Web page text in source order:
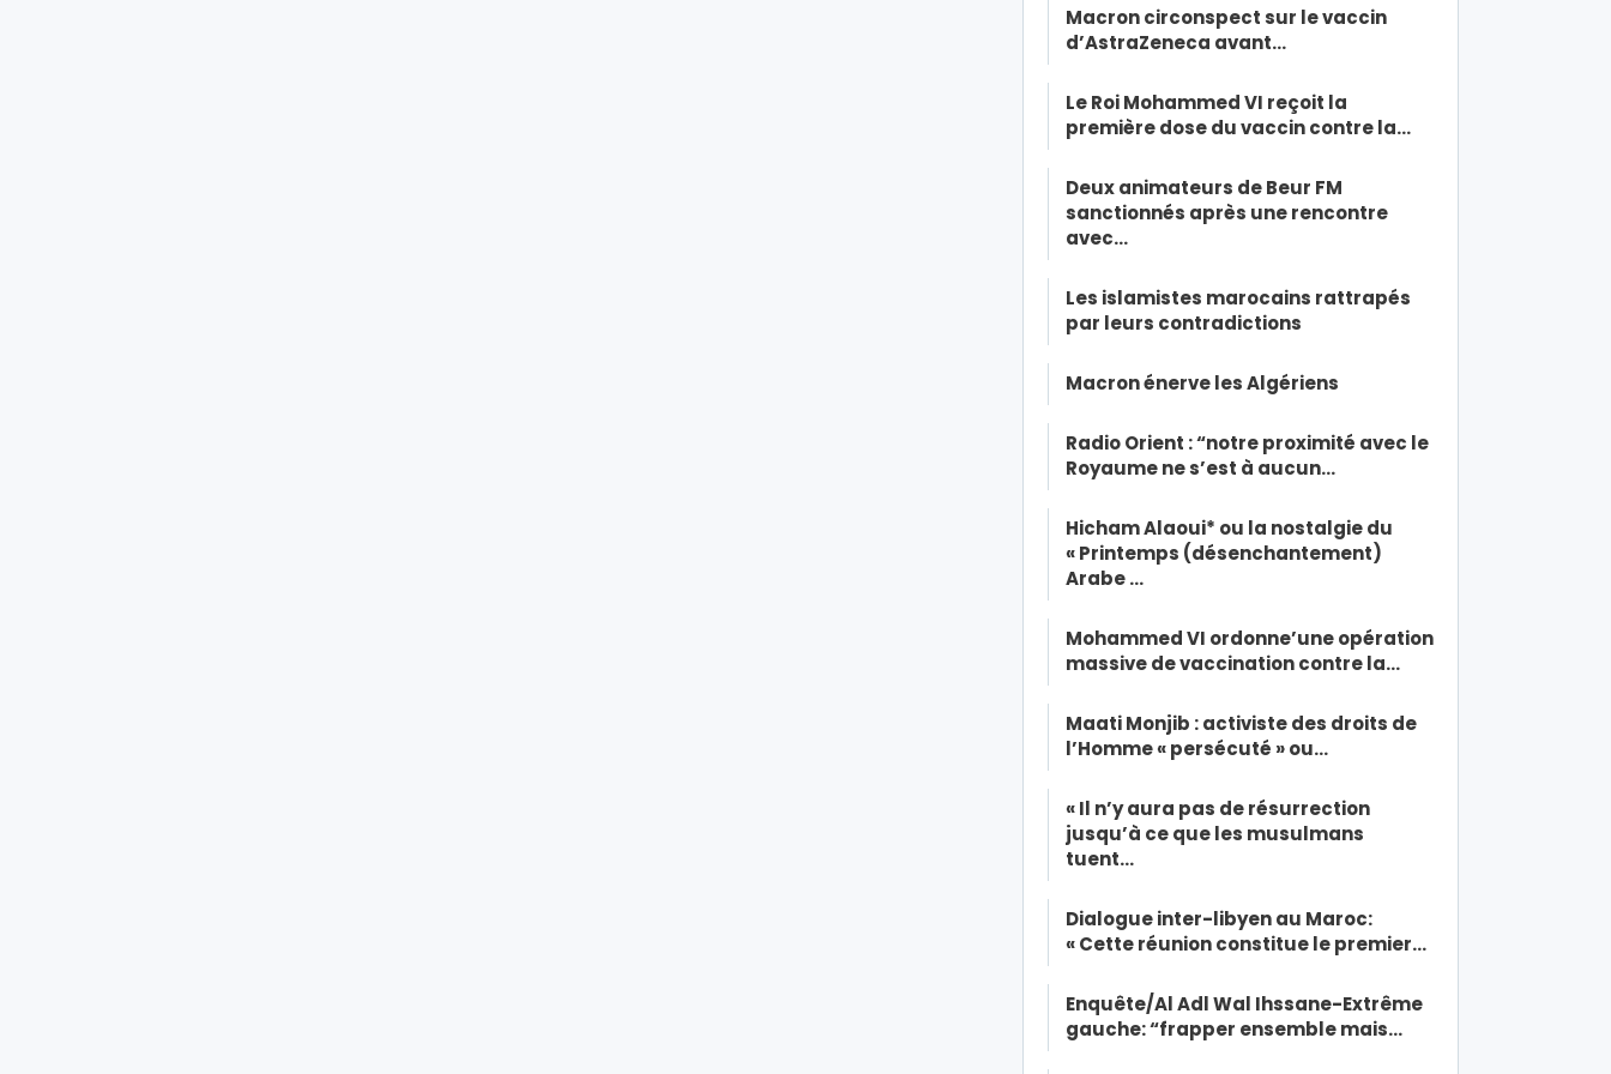
Macron circonspect sur le vaccin
d’AstraZeneca avant…
Le Roi Mohammed VI reçoit la
première dose du vaccin contre la…
Deux animateurs de Beur FM
sanctionnés après une rencontre
avec…
Les islamistes marocains rattrapés
par leurs contradictions
Macron énerve les Algériens
Radio Orient : “notre proximité avec le
Royaume ne s’est à aucun…
Hicham Alaoui* ou la nostalgie du
« Printemps (désenchantement)
Arabe …
Mohammed VI ordonne’une opération
massive de vaccination contre la…
Maati Monjib : activiste des droits de
l’Homme « persécuté » ou…
« Il n’y aura pas de résurrection
jusqu’à ce que les musulmans
tuent…
Dialogue inter-libyen au Maroc:
« Cette réunion constitue le premier…
Enquête/Al Adl Wal Ihssane-Extrême
gauche: “frapper ensemble mais…